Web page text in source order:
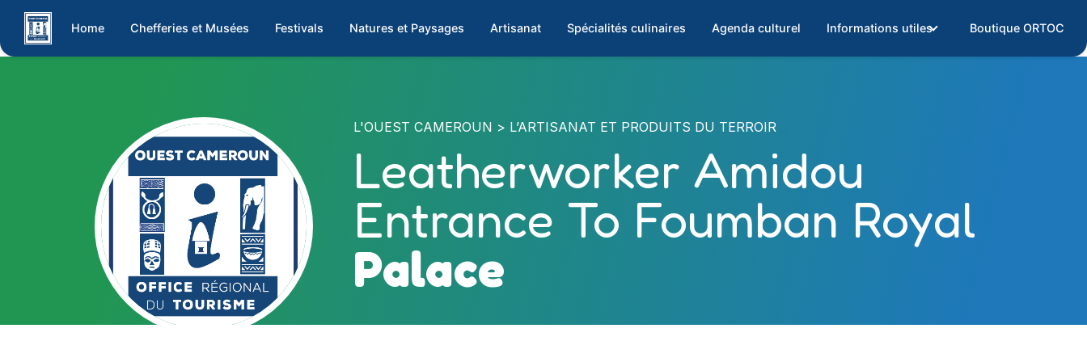
Home Chefferies et Musées Festivals Natures et Paysages Artisanat Spécialités culinaires Agenda culturel Informations utiles Boutique ORTOC
L'OUEST CAMEROUN L’ARTISANAT ET PRODUITS DU TERROIR
Leatherworker Amidou
Entrance To Foumban Royal
Palace